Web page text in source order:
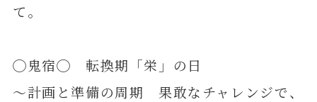
て。
◯鬼宿◯ 転換期「栄」の日
～計画と準備の周期 果敢なチャレンジで、